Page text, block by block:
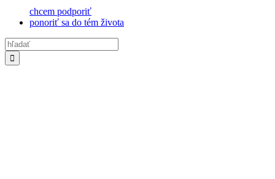
chcem podporiť
ponoriť sa do tém života
Hľadať: